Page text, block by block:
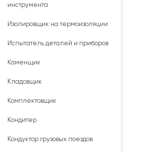
инструмента
Изолировщик на термоизоляции
Испытатель деталей и приборов
Каменщик
Кладовщик
Комплектовщик
Кондитер
Кондуктор грузовых поездов